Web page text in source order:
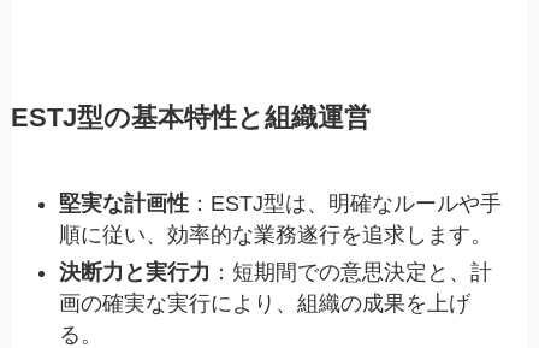
ESTJ型の基本特性と組織運営
堅実な計画性 ：ESTJ型は、明確なルールや手
順に従い、効率的な業務遂行を追求します。
決断力と実行力 ：短期間での意思決定と、計
画の確実な実行により、組織の成果を上げ
る。